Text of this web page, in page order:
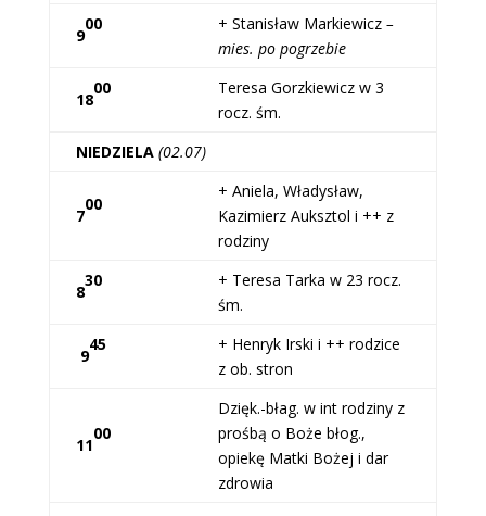
9
00 + Stanisław Markiewicz –
mies. po pogrzebie
18
00
Teresa Gorzkiewicz w 3
rocz. śm.
NIEDZIELA (02.07)
7
00
+ Aniela, Władysław,
Kazimierz Auksztol i ++ z
rodziny
8
30
+ Teresa Tarka w 23 rocz.
śm.
9
45
+ Henryk Irski i ++ rodzice
z ob. stron
11
00
Dzięk.-błag. w int rodziny z
prośbą o Boże błog.,
opiekę Matki Bożej i dar
zdrowia